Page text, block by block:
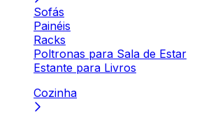
Sofás
Painéis
Racks
Poltronas para Sala de Estar
Estante para Livros
Cozinha